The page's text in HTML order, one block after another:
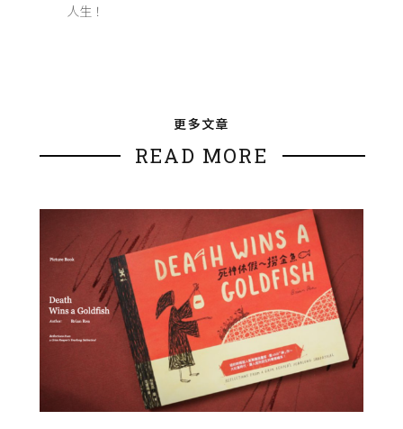
人生！
更多文章
READ MORE